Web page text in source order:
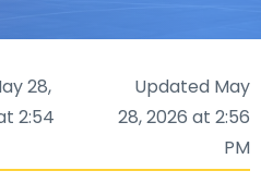
28,
2:54
Updated May
28, 2026 at 2:56
PM